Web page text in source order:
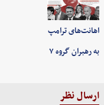
اهانت‌های ترامپ
به رهبران گروه ۷
ارسال نظر